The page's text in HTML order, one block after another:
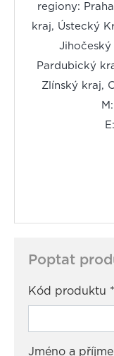
regiony:
kraj, Ústecký
Pardubický
Zlínský kraj,
M:
E:
Poptat
Kód produktu *
Jméno a